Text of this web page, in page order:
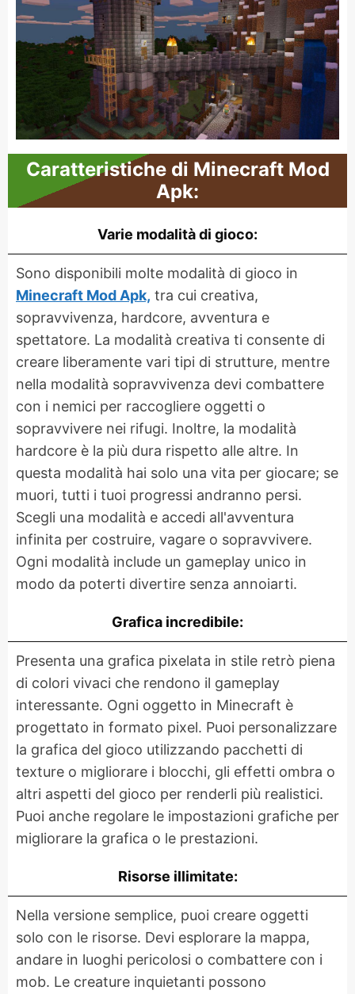
Caratteristiche di Minecraft Mod
Apk:
Varie modalità di gioco:
Sono disponibili molte modalità di gioco in
Minecraft Mod Apk, tra cui creativa,
sopravvivenza, hardcore, avventura e
spettatore. La modalità creativa ti consente di
creare liberamente vari tipi di strutture, mentre
nella modalità sopravvivenza devi combattere
con i nemici per raccogliere oggetti o
sopravvivere nei rifugi. Inoltre, la modalità
hardcore è la più dura rispetto alle altre. In
questa modalità hai solo una vita per giocare; se
muori, tutti i tuoi progressi andranno persi.
Scegli una modalità e accedi all'avventura
infinita per costruire, vagare o sopravvivere.
Ogni modalità include un gameplay unico in
modo da poterti divertire senza annoiarti.
Grafica incredibile:
Presenta una grafica pixelata in stile retrò piena
di colori vivaci che rendono il gameplay
interessante. Ogni oggetto in Minecraft è
progettato in formato pixel. Puoi personalizzare
la grafica del gioco utilizzando pacchetti di
texture o migliorare i blocchi, gli effetti ombra o
altri aspetti del gioco per renderli più realistici.
Puoi anche regolare le impostazioni grafiche per
migliorare la grafica o le prestazioni.
Risorse illimitate:
Nella versione semplice, puoi creare oggetti
solo con le risorse. Devi esplorare la mappa,
andare in luoghi pericolosi o combattere con i
mob. Le creature inquietanti possono